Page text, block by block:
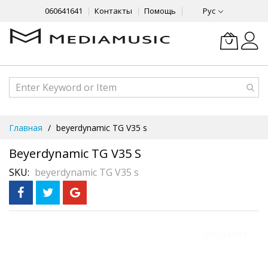
060641641 Контакты Помощь Рус
Content
Главная beyerdynamic TG V35 s
Beyerdynamic TG V35 S
SKU beyerdynamic TG V35 s